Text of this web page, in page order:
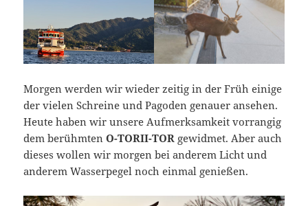
Morgen werden wir wieder zeitig in der Früh einige
der vielen Schreine und Pagoden genauer ansehen.
Heute haben wir unsere Aufmerksamkeit vorrangig
dem berühmtenO-TORII-TOR gewidmet. Aber auch
dieses wollen wir morgen bei anderem Licht und
anderem Wasserpegel noch einmal genießen.